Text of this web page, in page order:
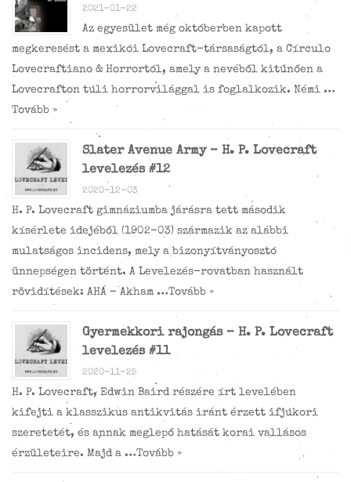
2021-01-22
Az egyesület még októberben kapott
megkeresést a mexikói Lovecraft-társaságtól, a Círculo
Lovecraftiano & Horrortól, amely a nevéből kitűnően a
Lovecrafton túli horrorvilággal is foglalkozik. Némi …
Tovább »
Slater Avenue Army – H. P. Lovecraft
levelezés #12
2020-12-03
H. P. Lovecraft gimnáziumba járásra tett második
kísérlete idejéből (1902-03) származik az alábbi
mulatságos incidens, mely a bizonyítványosztó
ünnepségen történt. A Levelezés-rovatban használt
rövidítések: AHÁ – Akham …Tovább »
Gyermekkori rajongás – H. P. Lovecraft
levelezés #11
2020-11-25
H. P. Lovecraft, Edwin Baird részére írt levelében
kifejti a klasszikus antikvitás iránt érzett ifjúkori
szeretetét, és annak meglepő hatását korai vallásos
érzületeire. Majd a …Tovább »